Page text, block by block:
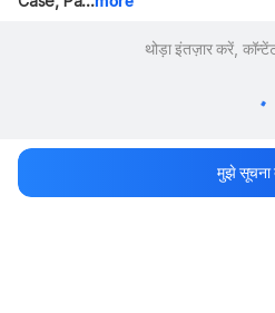
थोड़ा इंतज़ार करें,
मुझे सूचना